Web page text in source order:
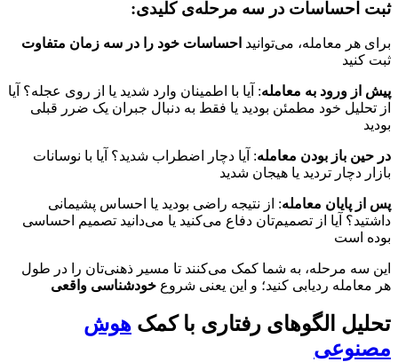
:ثبت احساسات در سه مرحله‌ی کلیدی
برای هر معامله، می‌توانید احساسات خود را در سه زمان متفاوت
ثبت کنید
پیش از ورود به معامله: آیا با اطمینان وارد شدید یا از روی عجله؟ آیا
از تحلیل خود مطمئن بودید یا فقط به دنبال جبران یک ضرر قبلی
بودید
در حین باز بودن معامله: آیا دچار اضطراب شدید؟ آیا با نوسانات
بازار دچار تردید یا هیجان شدید
پس از پایان معامله: از نتیجه راضی بودید یا احساس پشیمانی
داشتید؟ آیا از تصمیم‌تان دفاع می‌کنید یا می‌دانید تصمیم احساسی
بوده است
این سه مرحله، به شما کمک می‌کنند تا مسیر ذهنی‌تان را در طول
هر معامله ردیابی کنید؛ و این یعنی شروع خودشناسی واقعی
تحلیل الگوهای رفتاری با کمک هوش
مصنوعی